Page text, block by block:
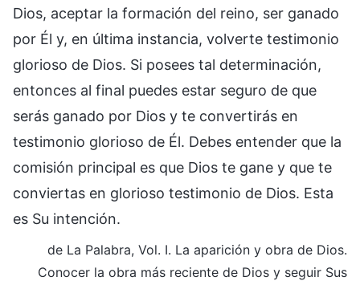
Dios, aceptar la formación del reino, ser ganado
por Él y, en última instancia, volverte testimonio
glorioso de Dios. Si posees tal determinación,
entonces al final puedes estar seguro de que
serás ganado por Dios y te convertirás en
testimonio glorioso de Él. Debes entender que la
comisión principal es que Dios te gane y que te
conviertas en glorioso testimonio de Dios. Esta
es Su intención.
de La Palabra, Vol. I. La aparición y obra de Dios.
Conocer la obra más reciente de Dios y seguir Sus